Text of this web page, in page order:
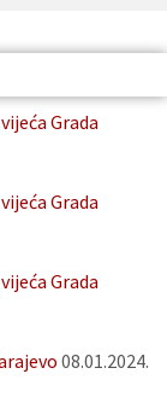
Grada
Grada
Grada
08.01.2024.